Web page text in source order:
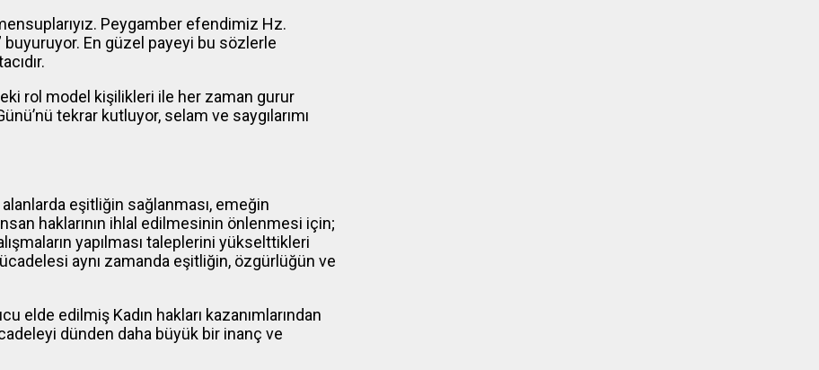
Peygamber efendimiz Hz.
buyuruyor. En güzel payeyi bu sözlerle
rol model kişilikleri ile her zaman gurur
tekrar kutluyor, selam ve saygılarımı
eşitliğin sağlanması, emeğin
insan haklarının ihlal edilmesinin önlenmesi için;
yapılması taleplerini yükselttikleri
aynı zamanda eşitliğin, özgürlüğün ve
edilmiş Kadın hakları kazanımlarından
dünden daha büyük bir inanç ve